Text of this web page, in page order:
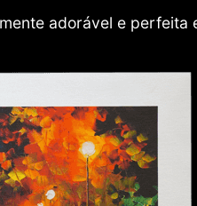
adorável e perfeita